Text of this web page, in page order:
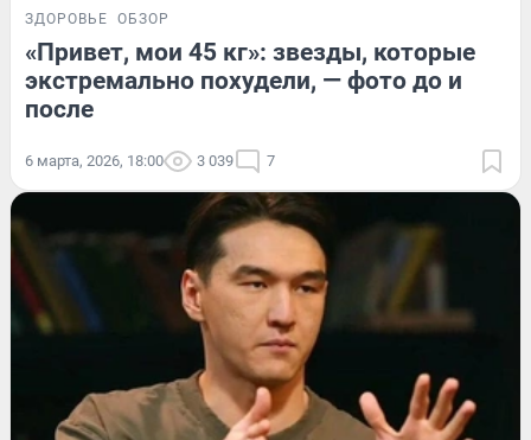
ЗДОРОВЬЕ ОБЗОР
«Привет, мои 45 кг»: звезды, которые
экстремально похудели, — фото до и
после
6 марта, 2026, 18:00 3 039 7